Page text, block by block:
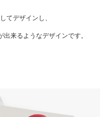
てデザインし、
来るようなデザインです。